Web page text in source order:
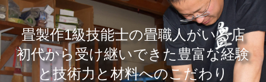
畳製作1級技能士の畳職人がいる店
​初代から受け継いできた豊富な経験
と技術力と材料へのこだわり